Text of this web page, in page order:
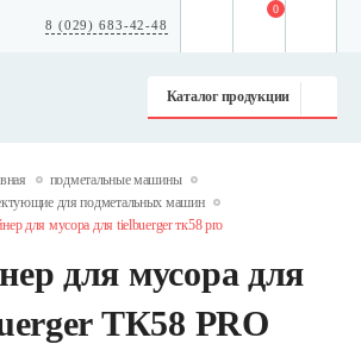
8 (029) 683-42-48
Каталог продукции
0
подметальные машины
для подметальных машин
для мусора для tielbuerger тк58 pro
для мусора для
ТК58 PRO